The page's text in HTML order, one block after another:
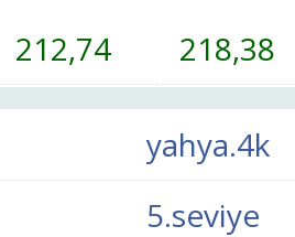
212,74 218,38
yahya.4k
5.seviye